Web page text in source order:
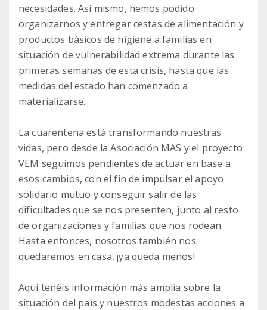
necesidades. Así mismo, hemos podido
organizarnos y entregar cestas de alimentación y
productos básicos de higiene a familias en
situación de vulnerabilidad extrema durante las
primeras semanas de esta crisis, hasta que las
medidas del estado han comenzado a
materializarse.
La cuarentena está transformando nuestras
vidas, pero desde la Asociación MAS y el proyecto
VEM seguimos pendientes de actuar en base a
esos cambios, con el fin de impulsar el apoyo
solidario mutuo y conseguir salir de las
dificultades que se nos presenten, junto al resto
de organizaciones y familias que nos rodean.
Hasta entonces, nosotros también nos
quedaremos en casa, ¡ya queda menos!
Aquí tenéis información más amplia sobre la
situación del país y nuestros modestas acciones a